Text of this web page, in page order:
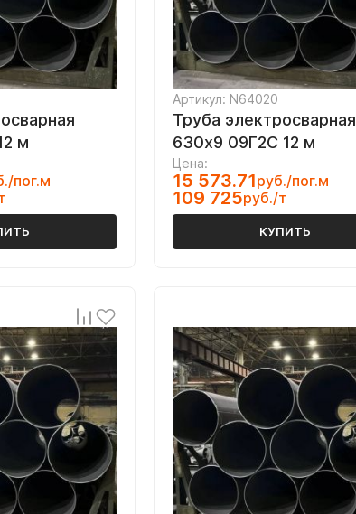
м
пог.м
Артикул: N64020
Труба электросварная
630х9 09Г2С 12 м
Цена:
15 573.71руб./пог.м
109 725руб./т
КУПИТЬ